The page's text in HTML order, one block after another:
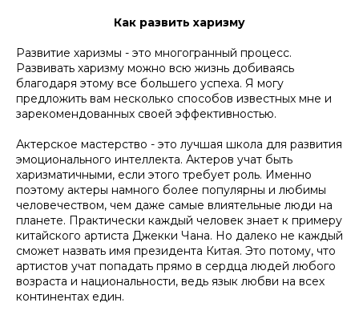
Как развить харизму
Развитие харизмы - это многогранный процесс.
Развивать харизму можно всю жизнь добиваясь
благодаря этому все большего успеха. Я могу
предложить вам несколько способов известных мне и
зарекомендованных своей эффективностью.
Актерское мастерство - это лучшая школа для развития
эмоционального интеллекта. Актеров учат быть
харизматичными, если этого требует роль. Именно
поэтому актеры намного более популярны и любимы
человечеством, чем даже самые влиятельные люди на
планете. Практически каждый человек знает к примеру
китайского артиста Джекки Чана. Но далеко не каждый
сможет назвать имя президента Китая. Это потому, что
артистов учат попадать прямо в сердца людей любого
возраста и национальности, ведь язык любви на всех
континентах един.